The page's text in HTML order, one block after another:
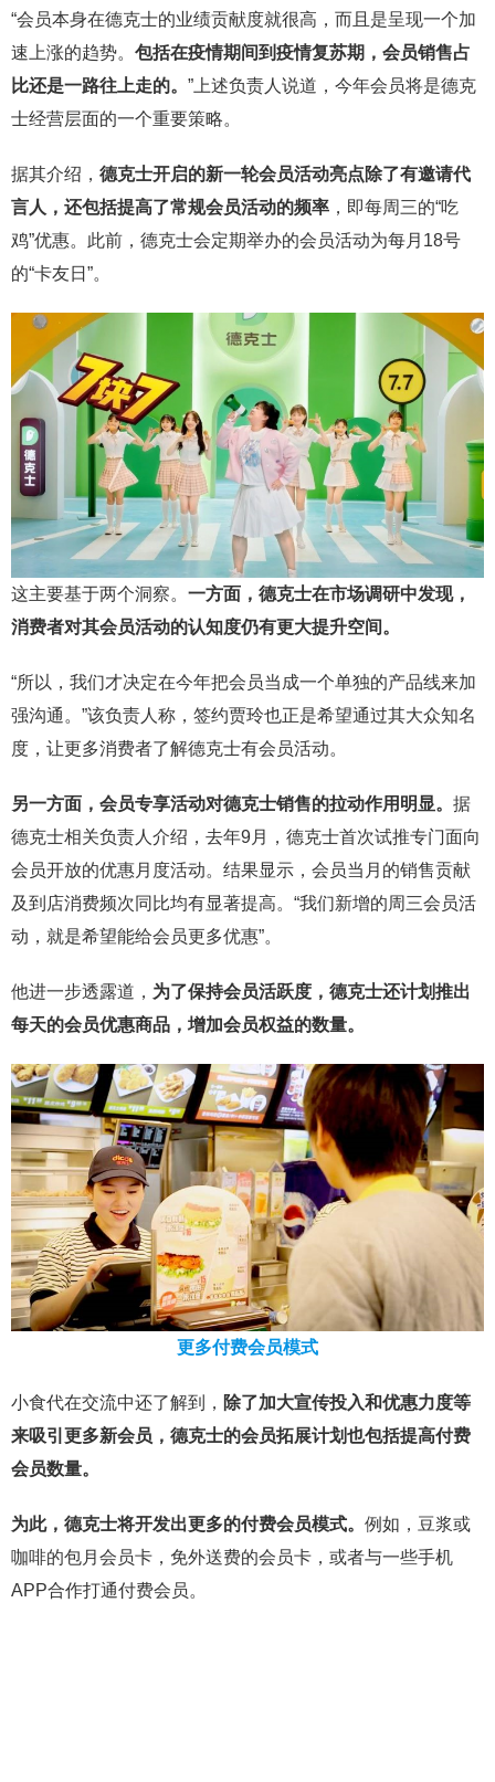
“会员本身在德克士的业绩贡献度就很高，而且是呈现一个加
速上涨的趋势。 包括在疫情期间到疫情复苏期，会员销售占
比还是一路往上走的。 ”上述负责人说道，今年会员将是德克
士经营层面的一个重要策略。
据其介绍， 德克士开启的新一轮会员活动亮点除了有邀请代
言人，还包括提高了常规会员活动的频率 ，即每周三的“吃
鸡”优惠。此前，德克士会定期举办的会员活动为每月18号
的“卡友日”。
这主要基于两个洞察。 一方面，德克士在市场调研中发现，
消费者对其会员活动的认知度仍有更大提升空间。
“所以，我们才决定在今年把会员当成一个单独的产品线来加
强沟通。”该负责人称，签约贾玲也正是希望通过其大众知名
度，让更多消费者了解德克士有会员活动。
另一方面，会员专享活动对德克士销售的拉动作用明显。 据
德克士相关负责人介绍，去年9月，德克士首次试推专门面向
会员开放的优惠月度活动。结果显示，会员当月的销售贡献
及到店消费频次同比均有显著提高。“我们新增的周三会员活
动，就是希望能给会员更多优惠”。
他进一步透露道， 为了保持会员活跃度，德克士还计划推出
每天的会员优惠商品，增加会员权益的数量。
更多付费会员模式
小食代在交流中还了解到， 除了加大宣传投入和优惠力度等
来吸引更多新会员，德克士的会员拓展计划也包括提高付费
会员数量。
为此，德克士将开发出更多的付费会员模式。 例如，豆浆或
咖啡的包月会员卡，免外送费的会员卡，或者与一些手机
APP合作打通付费会员。